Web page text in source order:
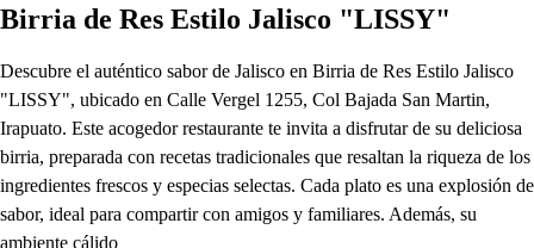
Birria de Res Estilo Jalisco "LISSY"
Descubre el auténtico sabor de Jalisco en Birria de Res Estilo Jalisco
"LISSY", ubicado en Calle Vergel 1255, Col Bajada San Martin,
Irapuato. Este acogedor restaurante te invita a disfrutar de su deliciosa
birria, preparada con recetas tradicionales que resaltan la riqueza de los
ingredientes frescos y especias selectas. Cada plato es una explosión de
sabor, ideal para compartir con amigos y familiares. Además, su
ambiente cálido